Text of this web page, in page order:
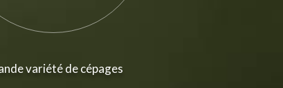
variété de cépages